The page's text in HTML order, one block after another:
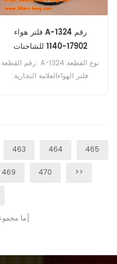
فلتر هواء A-1324 رقم
17902-1140 للشاحنات
رقم القطعة: A-1324نوع القطعة:
فلتر الهواءالعلامة التجارية:
463 464 465
469 470 >>
[ ماصفحات]